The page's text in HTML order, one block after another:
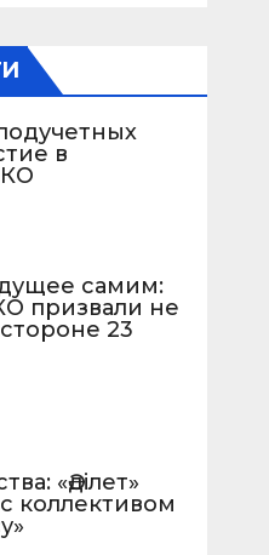
в
самим:
призвали не
23
«Әділет»
коллективом